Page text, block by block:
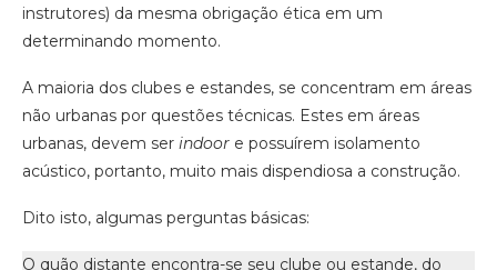
instrutores) da mesma obrigação ética em um
determinando momento.
A maioria dos clubes e estandes, se concentram em áreas
não urbanas por questões técnicas. Estes em áreas
urbanas, devem ser indoor e possuírem isolamento
acústico, portanto, muito mais dispendiosa a construção.
Dito isto, algumas perguntas básicas:
O quão distante encontra-se seu clube ou estande, do